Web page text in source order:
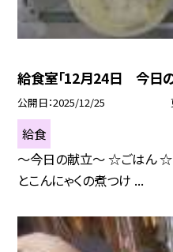
給食室「12月24日 今日の
公開日 2025/12/25
給食
〜今日の献立〜 ☆ごはん
とこんにゃくの煮つけ ...